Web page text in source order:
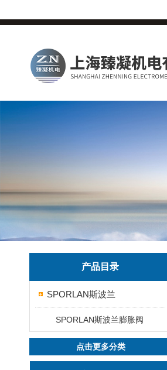
产品目录
SPORLAN斯波兰
SPORLAN斯波兰膨胀阀
点击更多分类